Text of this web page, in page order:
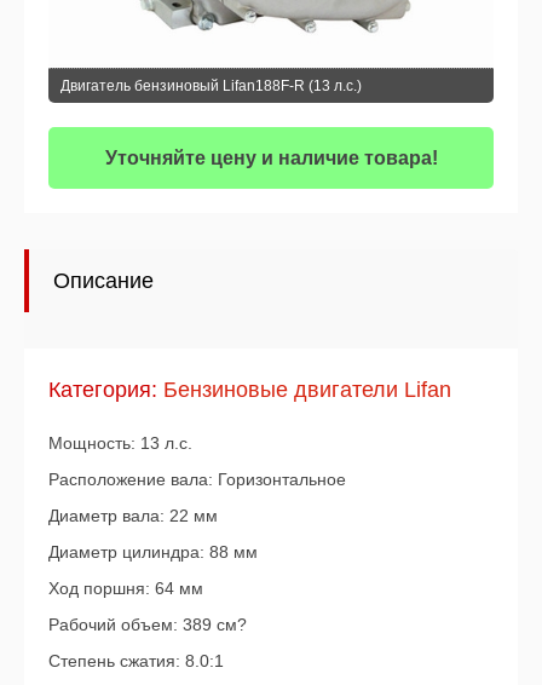
Двигатель бензиновый Lifan188F-R (13 л.с.)
Уточняйте цену и наличие товара!
Описание
Категория: Бензиновые двигатели Lifan
Мощность: 13 л.с.
Расположение вала: Горизонтальное
Диаметр вала: 22 мм
Диаметр цилиндра: 88 мм
Ход поршня: 64 мм
Рабочий объем: 389 см?
Степень сжатия: 8.0:1